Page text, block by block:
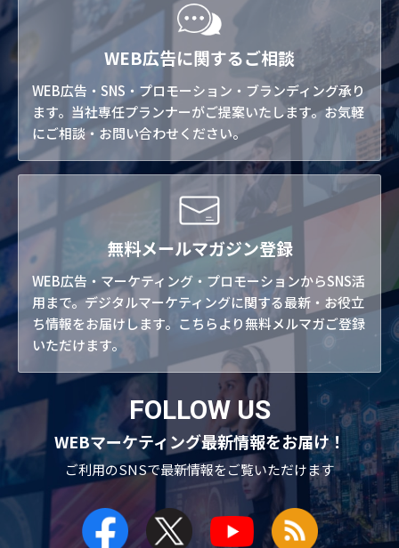
WEB広告に関するご相談
WEB広告・SNS・プロモーション・ブランディング承り
ます。当社専任プランナーがご提案いたします。お気軽
にご相談・お問い合わせください。
無料メールマガジン登録
WEB広告・マーケティング・プロモーションからSNS活
用まで。デジタルマーケティングに関する最新・お役立
ち情報をお届けします。こちらより無料メルマガご登録
いただけます。
FOLLOW US
WEBマーケティング最新情報をお届け！
ご利用のSNSで最新情報をご覧いただけます